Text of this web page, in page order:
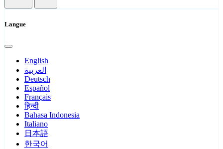
Langue
English
العربية
Deutsch
Español
Français
हिन्दी
Bahasa Indonesia
Italiano
日本語
한국어